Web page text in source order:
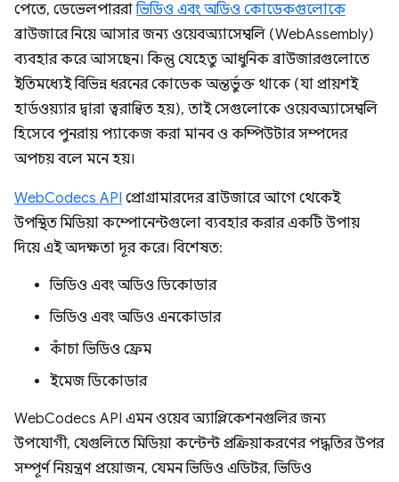
পেতে, ডেভেলপাররাভিডিও এবং অডিও কোডেকগুলোকে
ব্রাউজারে নিয়ে আসার জন্য ওয়েবঅ্যাসেম্বলি (WebAssembly)
ব্যবহার করে আসছেন। কিন্তু যেহেতু আধুনিক ব্রাউজারগুলোতে
ইতিমধ্যেই বিভিন্ন ধরনের কোডেক অন্তর্ভুক্ত থাকে (যা প্রায়শই
হার্ডওয়্যার দ্বারা ত্বরান্বিত হয়), তাই সেগুলোকে ওয়েবঅ্যাসেম্বলি
হিসেবে পুনরায় প্যাকেজ করা মানব ও কম্পিউটার সম্পদের
অপচয় বলে মনে হয়।
WebCodecs API প্রোগ্রামারদের ব্রাউজারে আগে থেকেই
উপস্থিত মিডিয়া কম্পোনেন্টগুলো ব্যবহার করার একটি উপায়
দিয়ে এই অদক্ষতা দূর করে। বিশেষত:
ভিডিও এবং অডিও ডিকোডার
ভিডিও এবং অডিও এনকোডার
কাঁচা ভিডিও ফ্রেম
ইমেজ ডিকোডার
WebCodecs API এমন ওয়েব অ্যাপ্লিকেশনগুলির জন্য
উপযোগী, যেগুলিতে মিডিয়া কন্টেন্ট প্রক্রিয়াকরণের পদ্ধতির উপর
সম্পূর্ণ নিয়ন্ত্রণ প্রয়োজন, যেমন ভিডিও এডিটর, ভিডিও